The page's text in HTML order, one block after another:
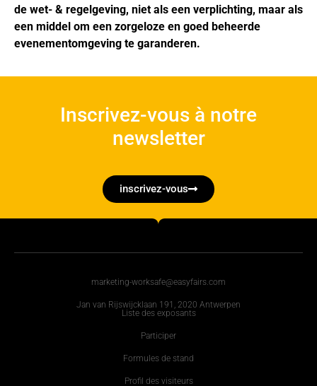
de wet- & regelgeving, niet als een verplichting, maar als
een middel om een zorgeloze en goed beheerde
evenementomgeving te garanderen.
Inscrivez-vous à notre
newsletter
inscrivez-vous
marketing-worksafe@easyfairs.com
Jan van Rijswijcklaan 191, 2020 Antwerpen
Liste des exposants
Participer
Formules de stand
Profil des visiteurs